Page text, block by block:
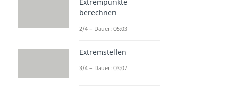
berechnen
2/4 – Dauer: 05:03
Extremstellen
3/4 – Dauer: 03:07